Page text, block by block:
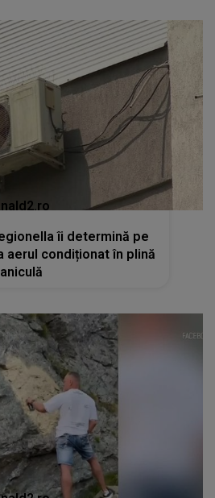
îi determină pe
aerul condiționat în plină
caniculă
romantic a stârnit
o anchetă penală pe